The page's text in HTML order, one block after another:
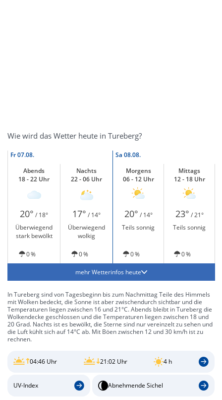
Wie wird das Wetter heute in Tureberg?
Fr07.08. Sa 08.08.
Abends
18 - 22 Uhr
Nachts
22 - 06 Uhr
Morgens
06 - 12 Uhr
Mittags
12 - 18 Uhr
20° / 18° 17° / 14° 20° / 14° 23° / 21°
Überwiegend
stark bewölkt
Überwiegend
wolkig
Teils sonnig Teils sonnig
0 % 0 % 0 % 0 %
mehr Wetterinfos heute
In Tureberg sind von Tagesbeginn bis zum Nachmittag Teile des Himmels
mit Wolken bedeckt, die Sonne ist aber zwischendurch sichtbar und die
Temperaturen liegen zwischen 16 und 21°C. Abends bleibt in Tureberg die
Wolkendecke geschlossen und die Temperaturen liegen zwischen 18 und
20 Grad. Nachts ist es bewölkt, die Sterne sind nur vereinzelt zu sehen und
die Luft kühlt sich auf 14°C ab. Mit Böen zwischen 12 und 30 km/h ist zu
rechnen.
04:46 Uhr 21:02 Uhr 4 h
UV-Index Abnehmende Sichel